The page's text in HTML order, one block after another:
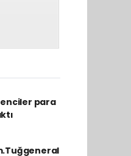
para